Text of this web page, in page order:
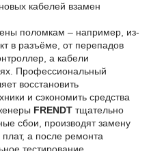
кабелей взамен
поломкам – например, из-
в разъёме, от перепадов
а кабели
Профессиональный
восстановить
и сэкономить средства
FRENDT тщательно
сбои, производят замену
а после ремонта
тестирование